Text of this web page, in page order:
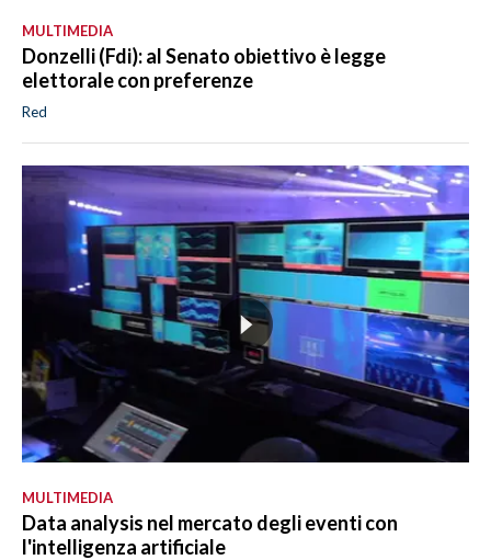
MULTIMEDIA
Donzelli (Fdi): al Senato obiettivo è legge
elettorale con preferenze
Red
MULTIMEDIA
Data analysis nel mercato degli eventi con
l'intelligenza artificiale